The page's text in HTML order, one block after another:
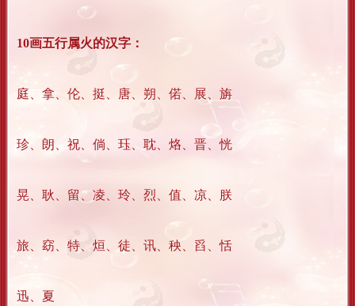
10画五行属火的汉字：
庭、拿、伦、挺、唐、朔、偌、展、旃
珍、朗、祝、倘、珏、耽、烙、晋、恍
晃、耿、留、凌、玲、烈、值、凉、朕
旅、窈、特、烜、徒、讯、秧、舀、恬
迅、夏